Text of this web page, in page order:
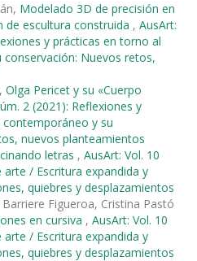
Modelado 3D de precisión en
de escultura construida , AusArt:
y prácticas en torno al
Nuevos retos,
Olga Pericet y su «Cuerpo
2 (2021): Reflexiones y
y su
nuevos planteamientos
letras , AusArt: Vol. 10
arte / Escritura expandida y
quiebres y desplazamientos
Figueroa, Cristina Pastó
en cursiva , AusArt: Vol. 10
arte / Escritura expandida y
quiebres y desplazamientos